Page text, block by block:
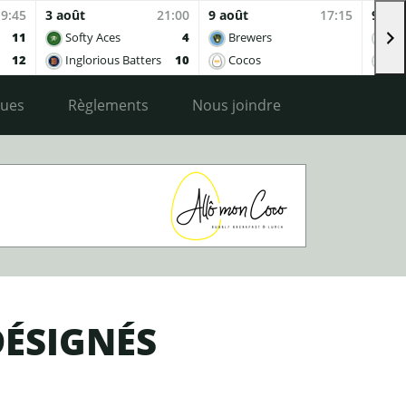
11
12
3 août 21:00
Softy Aces
4
Inglorious Batters
10
9 août 17:15
Brewers
Cocos
9
Règlements Nous joindre